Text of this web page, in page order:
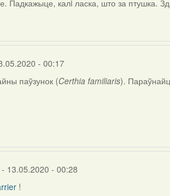
Падкажыце, калi ласка, што за птушка.
- 00:17
паўзунок (Certhia familiaris).
- 13.05.2020 - 00:28
!